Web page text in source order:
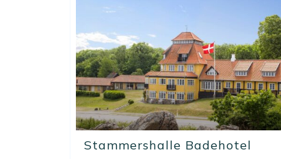
Stammershalle Badehotel